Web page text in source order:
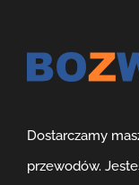
Dostarczamy
przewodów.